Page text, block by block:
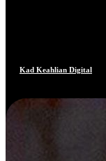
Kad Keahlian Digital